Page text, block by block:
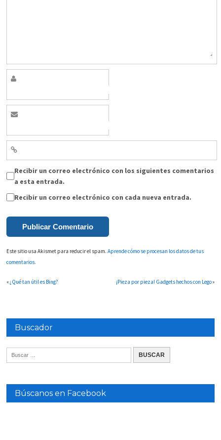
Recibir un correo electrónico con los siguientes comentarios
a esta entrada.
Recibir un correo electrónico con cada nueva entrada.
Este sitio usa Akismet para reducir el spam.Aprende cómo se procesan los datos de tus
comentarios.
«¿Qué tan útil es Bing? ¡Pieza por pieza! Gadgets hechos con Lego»
Buscador
Búscanos en Facebook